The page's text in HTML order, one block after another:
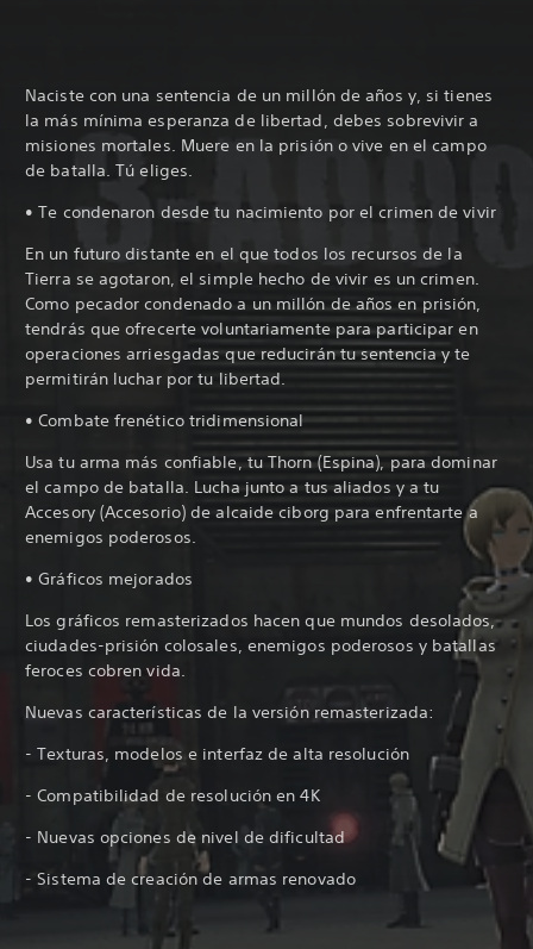
Naciste con una sentencia de un millón de años y, si tienes
la más mínima esperanza de libertad, debes sobrevivir a
misiones mortales. Muere en la prisión o vive en el campo
de batalla. Tú eliges.
• Te condenaron desde tu nacimiento por el crimen de vivir
En un futuro distante en el que todos los recursos de la
Tierra se agotaron, el simple hecho de vivir es un crimen.
Como pecador condenado a un millón de años en prisión,
tendrás que ofrecerte voluntariamente para participar en
operaciones arriesgadas que reducirán tu sentencia y te
permitirán luchar por tu libertad.
• Combate frenético tridimensional
Usa tu arma más confiable, tu Thorn (Espina), para dominar
el campo de batalla. Lucha junto a tus aliados y a tu
Accesory (Accesorio) de alcaide ciborg para enfrentarte a
enemigos poderosos.
• Gráficos mejorados
Los gráficos remasterizados hacen que mundos desolados,
ciudades-prisión colosales, enemigos poderosos y batallas
feroces cobren vida.
Nuevas características de la versión remasterizada:
- Texturas, modelos e interfaz de alta resolución
- Compatibilidad de resolución en 4K
- Nuevas opciones de nivel de dificultad
- Sistema de creación de armas renovado